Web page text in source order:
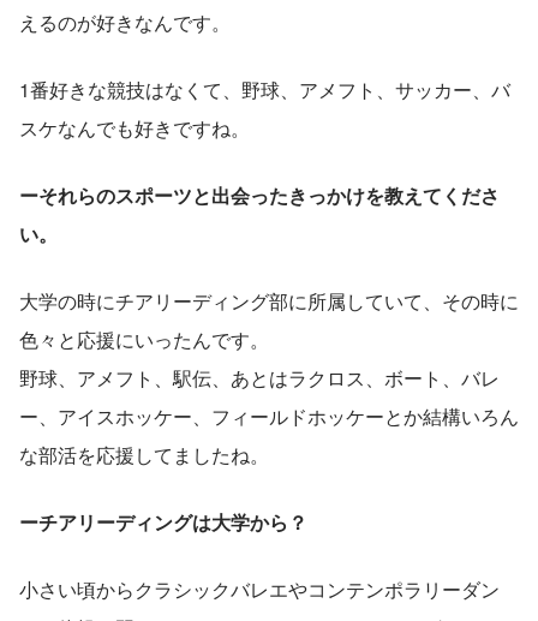
えるのが好きなんです。
1番好きな競技はなくて、野球、アメフト、サッカー、バ
スケなんでも好きですね。
ーそれらのスポーツと出会ったきっかけを教えてくださ
い。
大学の時にチアリーディング部に所属していて、その時に
色々と応援にいったんです。
野球、アメフト、駅伝、あとはラクロス、ボート、バレ
ー、アイスホッケー、フィールドホッケーとか結構いろん
な部活を応援してましたね。
ーチアリーディングは大学から？
小さい頃からクラシックバレエやコンテンポラリーダン